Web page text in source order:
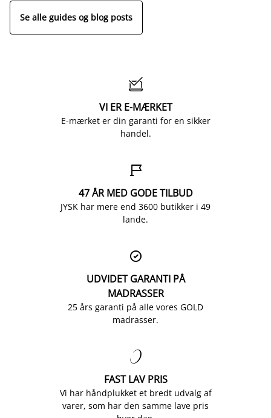
Se alle guides og blog posts

VI ER E-MÆRKET
E-mærket er din garanti for en sikker
handel.

47 ÅR MED GODE TILBUD
JYSK har mere end 3600 butikker i 49
lande.

UDVIDET GARANTI PÅ
MADRASSER
25 års garanti på alle vores GOLD
madrasser.

FAST LAV PRIS
Vi har håndplukket et bredt udvalg af
varer, som har den samme lave pris